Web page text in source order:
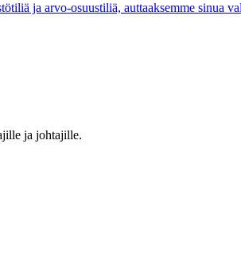
ja arvo-osuustiliä, auttaaksemme sinua
ja johtajille.